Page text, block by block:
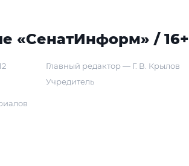
«СенатИнформ» / 16+
Главный редактор — Г. В. Крылов
Учредитель